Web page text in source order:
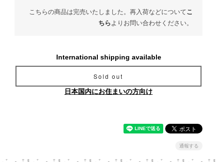
こちらの商品は完売いたしました。再入荷などについてこ
ちらよりお問い合わせください。
International shipping available
Sold out
日本国内にお住まいの方向け
通報する